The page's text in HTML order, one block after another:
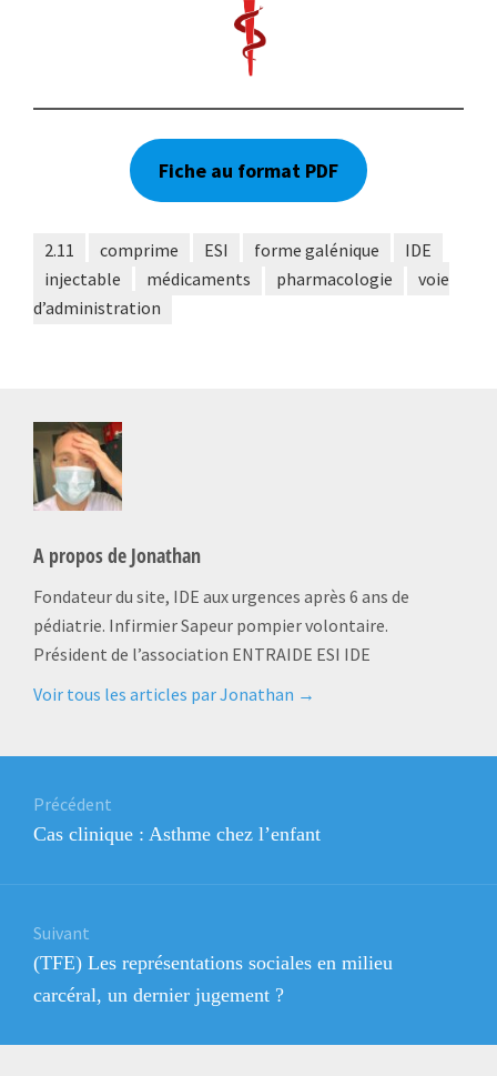
Fiche au format PDF
2.11 comprime ESI forme galénique
IDE
injectable
médicaments pharmacologie
voie
d’administration
A propos de Jonathan
Fondateur du site, IDE aux urgences après 6 ans de
pédiatrie. Infirmier Sapeur pompier volontaire.
Président de l’association ENTRAIDE ESI IDE
Voir tous les articles par Jonathan →
l’article
Précédent
Article
Cas clinique : Asthme chez l’enfant
Suivant
Article
suivant
(TFE) Les représentations sociales en milieu
carcéral, un dernier jugement ?